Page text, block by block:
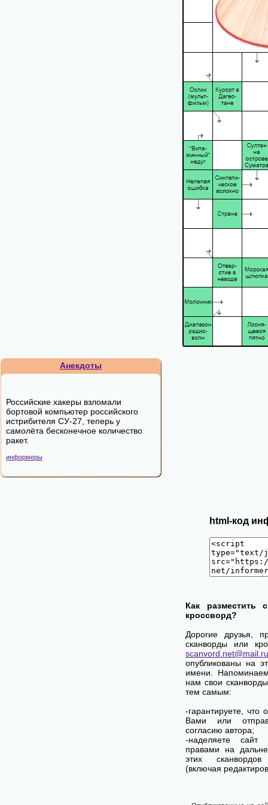
Анекдоты
Российские хакеры взломали
бортовой компьютер российского
истрибителя СУ-27, теперь у
самолёта бесконечное количество
ракет.
информеры
html-код
Как разместить
кроссворд?
Дорогие друзья,
сканворды или
scanvord.net@mail.ru
опубликованы на
имени.
нам свои
тем самым:
-гарантируете, что
Вами или
согласию автора;
-наделяете сайт
правами на
этих
(включая